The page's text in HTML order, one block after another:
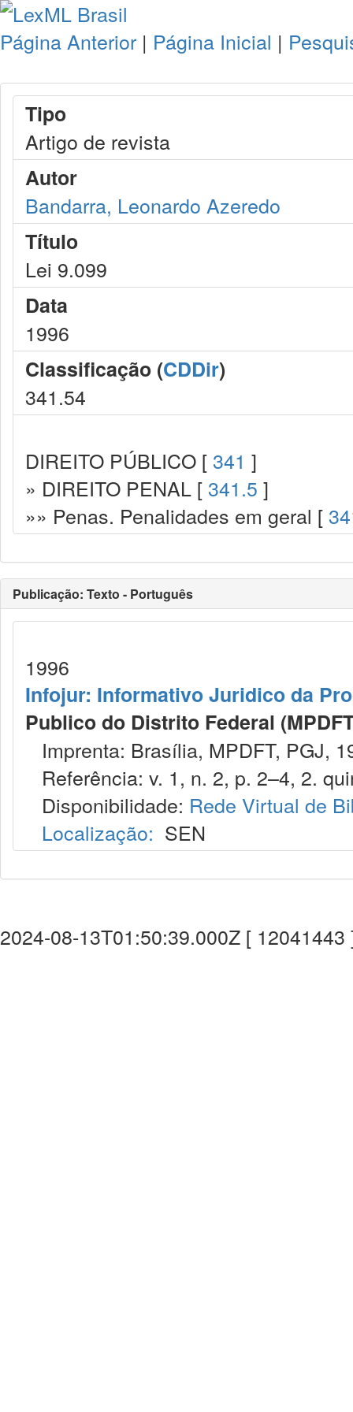
Página Anterior | Página Inicial |
Tipo
Artigo de revista
Autor
Bandarra, Leonardo Azeredo
Título
Lei 9.099
Data
1996
Classificação (CDDir)
341.54
DIREITO PÚBLICO [ 341 ]
» DIREITO PENAL [ 341.5 ]
»» Penas. Penalidades em geral [
Publicação: Texto - Português
1996
Infojur: Informativo Juridico da
Publico do Distrito Federal
Imprenta: Brasília, MPDFT, PGJ,
Referência: v. 1, n. 2, p. 2–4, 2.
Disponibilidade: Rede Virtual de
Localização: SEN
2024-08-13T01:50:39.000Z [ 12041443